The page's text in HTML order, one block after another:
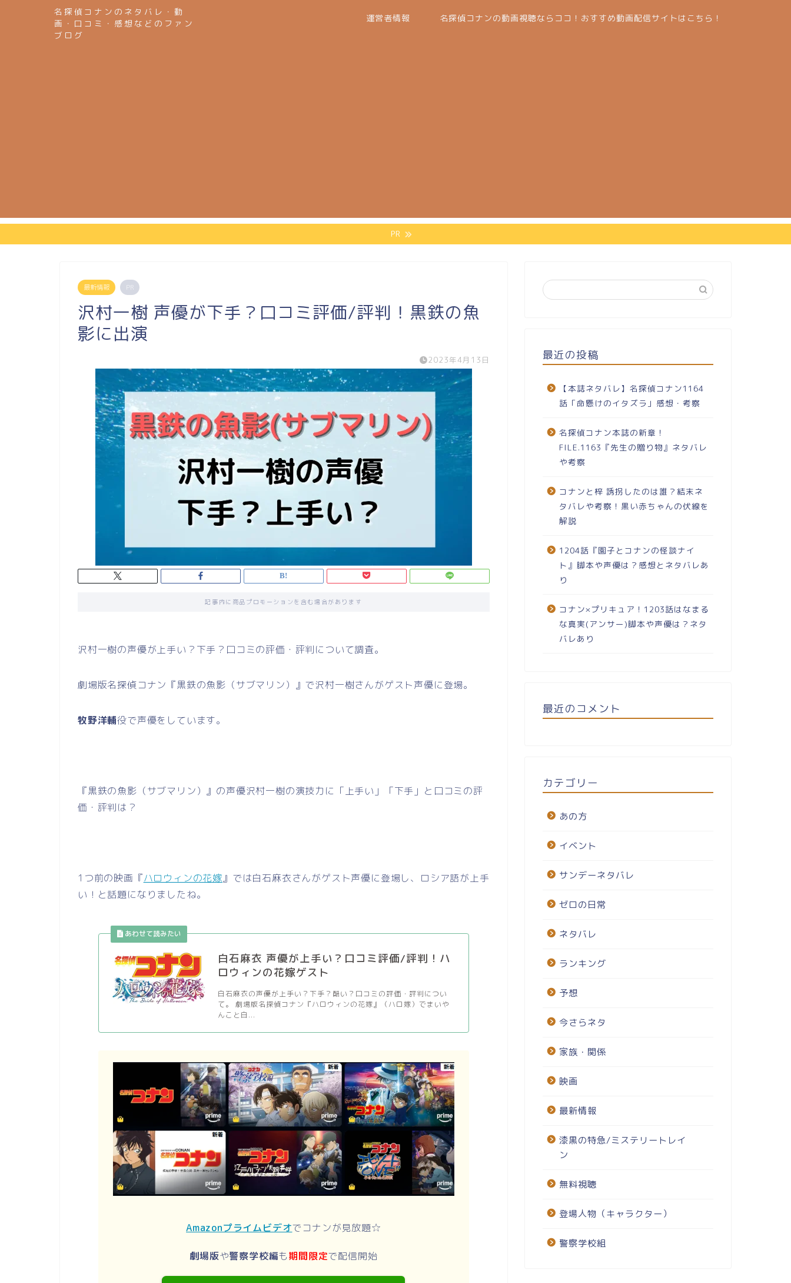
名探偵コナンのネタバレ・動
画・口コミ・感想などのファン
ブログ
運営者情報 名探偵コナンの動画視聴ならココ！おすすめ動画配信サイトはこちら！
PR
最新情報 PR
沢村一樹 声優が下手？口コミ評価/評判！黒鉄の魚
影に出演
2023年4月13日
記事内に商品プロモーションを含む場合があります
沢村一樹の声優が上手い？下手？口コミの評価・評判について調査。
劇場版名探偵コナン『黒鉄の魚影（サブマリン）』で沢村一樹さんがゲスト声優に登場。
牧野洋輔役で声優をしています。
『黒鉄の魚影（サブマリン）』の声優沢村一樹の演技力に「上手い」「下手」と口コミの評
価・評判は？
1つ前の映画『ハロウィンの花嫁』では白石麻衣さんがゲスト声優に登場し、ロシア語が上手
い！と話題になりましたね。
白石麻衣 声優が上手い？口コミ評価/評判！ハ
ロウィンの花嫁ゲスト
白石麻衣の声優が上手い？下手？酷い？口コミの評価・評判につい
て。 劇場版名探偵コナン『ハロウィンの花嫁』（ハロ嫁）でまいや
んこと白...
Amazonプライムビデオでコナンが見放題☆
劇場版や警察学校編も期間限定で配信開始
最近の投稿
【本誌ネタバレ】名探偵コナン1164
話「命懸けのイタズラ」感想・考察
名探偵コナン本誌の新章！
FILE.1163『先生の贈り物』ネタバレ
や考察
コナンと梓 誘拐したのは誰？結末ネ
タバレや考察！黒い赤ちゃんの伏線を
解説
1204話『園子とコナンの怪談ナイ
ト』脚本や声優は？感想とネタバレあ
り
コナン×プリキュア！1203話はなまる
な真実(アンサー)脚本や声優は？ネタ
バレあり
最近のコメント
カテゴリー
あの方
イベント
サンデーネタバレ
ゼロの日常
ネタバレ
ランキング
予想
今さらネタ
家族・関係
映画
最新情報
漆黒の特急/ミステリートレイ
ン
無料視聴
登場人物（キャラクター）
警察学校組